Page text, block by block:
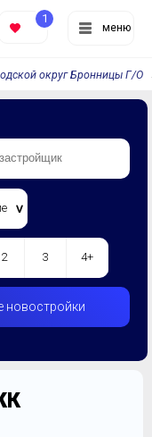
меню
1
округ Бронницы Г/О
2 3 4+
новостройки